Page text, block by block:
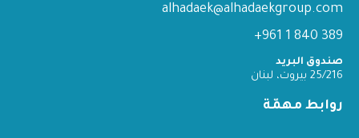
alhadaek@alhadaekgroup.com
389 840 1 961+
صندوق البريد
25/216 بيروت، لبنان
روابط مهمّة